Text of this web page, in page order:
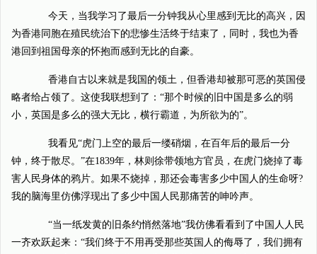
今天，当我学习了最后一分钟我从心里感到无比的高兴，因
为香港同胞在殖民统治下的悲惨生活终于结束了，同时，我也为香
港回到祖国母亲的怀抱而感到无比的自豪。
香港自古以来就是我国的领土，但香港却被那可恶的英国侵
略者给占领了。这使我联想到了：“那个时候的旧中国是多么的弱
小，英国是多么的强大无比，横行霸道，为所欲为的”。
我看见“虎门上空的最后一缕硝烟，在百年后的最后一分
钟，终于散尽。”在1839年，林则徐带领地方官员，在虎门烧掉了毒
害人民身体的鸦片。如果不烧掉，那还会毒害多少中国人的生命呀?
我的脑海里仿佛浮现出了多少中国人民那痛苦的呻吟声。
“当一纸发黄的旧条约悄然落地”我仿佛看看到了中国人人民
一齐欢跃起来：“我们终于不用再受那些英国人的侮辱了，我们拥有